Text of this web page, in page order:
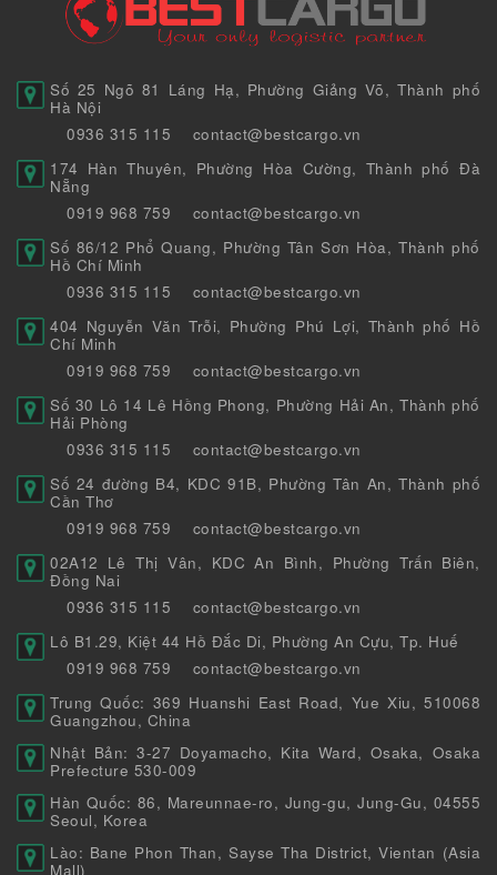
Số 25 Ngõ 81 Láng Hạ, Phường Giảng Võ, Thành phố
Hà Nội
0936 315 115
contact@bestcargo.vn
174 Hàn Thuyên, Phường Hòa Cường, Thành phố Đà
Nẵng
0919 968 759
contact@bestcargo.vn
Số 86/12 Phổ Quang, Phường Tân Sơn Hòa, Thành phố
Hồ Chí Minh
0936 315 115
contact@bestcargo.vn
404 Nguyễn Văn Trỗi, Phường Phú Lợi, Thành phố Hồ
Chí Minh
0919 968 759
contact@bestcargo.vn
Số 30 Lô 14 Lê Hồng Phong, Phường Hải An, Thành phố
Hải Phòng
0936 315 115
contact@bestcargo.vn
Số 24 đường B4, KDC 91B, Phường Tân An, Thành phố
Cần Thơ
0919 968 759
contact@bestcargo.vn
02A12 Lê Thị Vân, KDC An Bình, Phường Trấn Biên,
Đồng Nai
0936 315 115
contact@bestcargo.vn
Lô B1.29, Kiệt 44 Hồ Đắc Di, Phường An Cựu, Tp. Huế
0919 968 759
contact@bestcargo.vn
Trung Quốc: 369 Huanshi East Road, Yue Xiu, 510068
Guangzhou, China
Nhật Bản: 3-27 Doyamacho, Kita Ward, Osaka, Osaka
Prefecture 530-009
Hàn Quốc: 86, Mareunnae-ro, Jung-gu, Jung-Gu, 04555
Seoul, Korea
Lào: Bane Phon Than, Sayse Tha District, Vientan (Asia
Mall)